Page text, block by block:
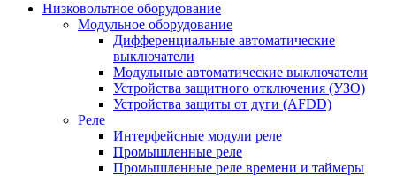
Низковольтное оборудование
Модульное оборудование
Дифференциальные автоматические
выключатели
Модульные автоматические выключатели
Устройства защитного отключения (УЗО)
Устройства защиты от дуги (AFDD)
Реле
Интерфейсные модули реле
Промышленные реле
Промышленные реле времени и таймеры